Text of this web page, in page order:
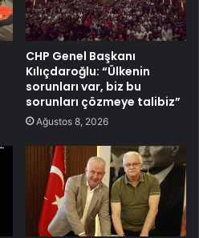
CHP Genel Başkanı
Kılıçdaroğlu: “Ülkenin
sorunları var, biz bu
sorunları çözmeye talibiz”
Ağustos 8, 2026